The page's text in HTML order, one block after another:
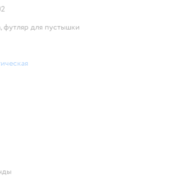
футляр для пустышки